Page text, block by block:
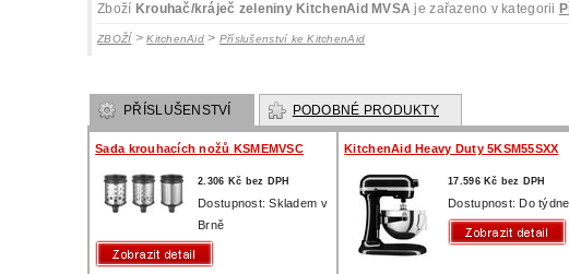
Zboží Krouhač/kráječ zeleniny KitchenAid MVSA je zařazeno v kategorii
ZBOŽÍ >KitchenAid > Příslušenství ke KitchenAid
PŘÍSLUŠENSTVÍ PODOBNÉ PRODUKTY
Sada krouhacích nožů KSMEMVSC
2.306 Kč bez DPH
Dostupnost: Skladem v
Brně
KitchenAid Heavy Duty 5KSM55SXX
17.596 Kč bez DPH
Dostupnost: Do týdne